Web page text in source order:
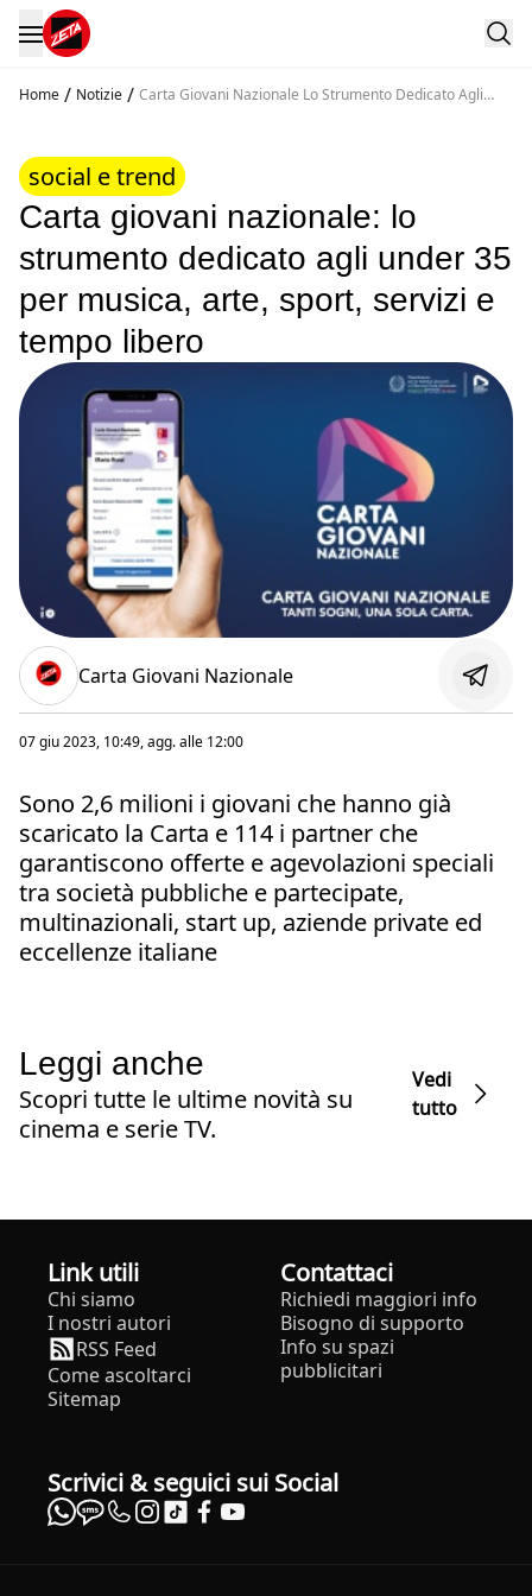
Home / Notizie / Carta Giovani Nazionale Lo Strumento Dedicato Agli
social e trend
Carta giovani nazionale: lo
strumento dedicato agli under 35
per musica, arte, sport, servizi e
tempo libero
Carta Giovani Nazionale
07 giu 2023, 10:49, agg. alle 12:00
Sono 2,6 milioni i giovani che hanno già
scaricato la Carta e 114 i partner che
garantiscono offerte e agevolazioni speciali
tra società pubbliche e partecipate,
multinazionali, start up, aziende private ed
eccellenze italiane
Leggi anche
Scopri tutte le ultime novità su
cinema e serie TV.
Vedi
tutto
Link utili
Chi siamo
I nostri autori
RSS Feed
Come ascoltarci
Sitemap
Contattaci
Richiedi maggiori info
Bisogno di supporto
Info su spazi
pubblicitari
Scrivici & seguici sui Social